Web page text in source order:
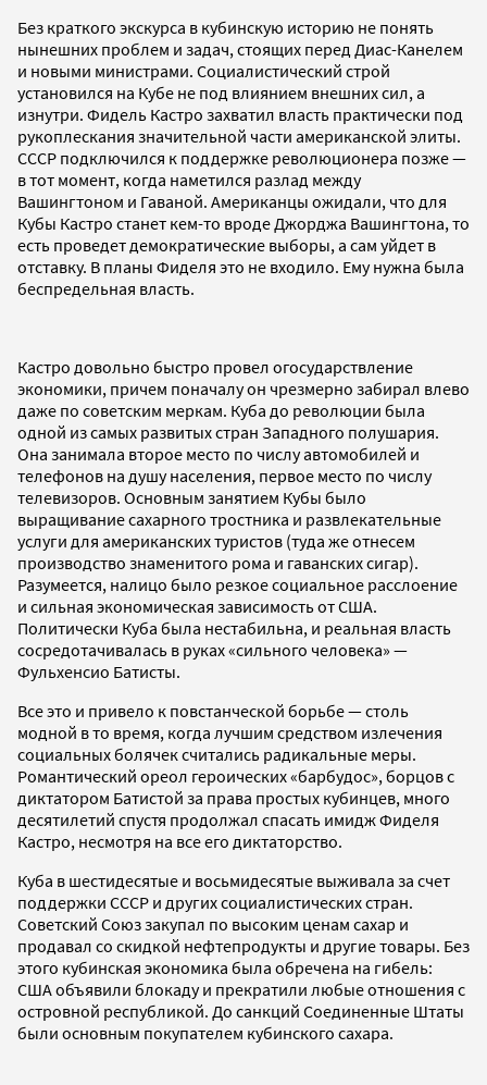
Без краткого экскурса в кубинскую историю не понять
нынешних проблем и задач, стоящих перед Диас-Канелем
и новыми министрами. Социалистический строй
установился на Кубе не под влиянием внешних сил, а
изнутри. Фидель Кастро захватил власть практически под
рукоплескания значительной части американской элиты.
СССР подключился к поддержке революционера позже —
в тот момент, когда наметился разлад между
Вашингтоном и Гаваной. Американцы ожидали, что для
Кубы Кастро станет кем-то вроде Джорджа Вашингтона, то
есть проведет демократические выборы, а сам уйдет в
отставку. В планы Фиделя это не входило. Ему нужна была
беспредельная власть.
Кастро довольно быстро провел огосударствление
экономики, причем поначалу он чрезмерно забирал влево
даже по советским меркам. Куба до революции была
одной из самых развитых стран Западного полушария.
Она занимала второе место по числу автомобилей и
телефонов на душу населения, первое место по числу
телевизоров. Основным занятием Кубы было
выращивание сахарного тростника и развлекательные
услуги для американских туристов (туда же отнесем
производство знаменитого рома и гаванских сигар).
Разумеется, налицо было резкое социальное расслоение
и сильная экономическая зависимость от США.
Политически Куба была нестабильна, и реальная власть
сосредотачивалась в руках «сильного человека» —
Фульхенсио Батисты.
Все это и привело к повстанческой борьбе — столь
модной в то время, когда лучшим средством излечения
социальных болячек считались радикальные меры.
Романтический ореол героических «барбудос», борцов с
диктатором Батистой за права простых кубинцев, много
десятилетий спустя продолжал спасать имидж Фиделя
Кастро, несмотря на все его диктаторство.
Куба в шестидесятые и восьмидесятые выживала за счет
поддержки СССР и других социалистических стран.
Советский Союз закупал по высоким ценам сахар и
продавал со скидкой нефтепродукты и другие товары. Без
этого кубинская экономика была обречена на гибель:
США объявили блокаду и прекратили любые отношения с
островной республикой. До санкций Соединенные Штаты
были основным покупателем кубинского сахара.